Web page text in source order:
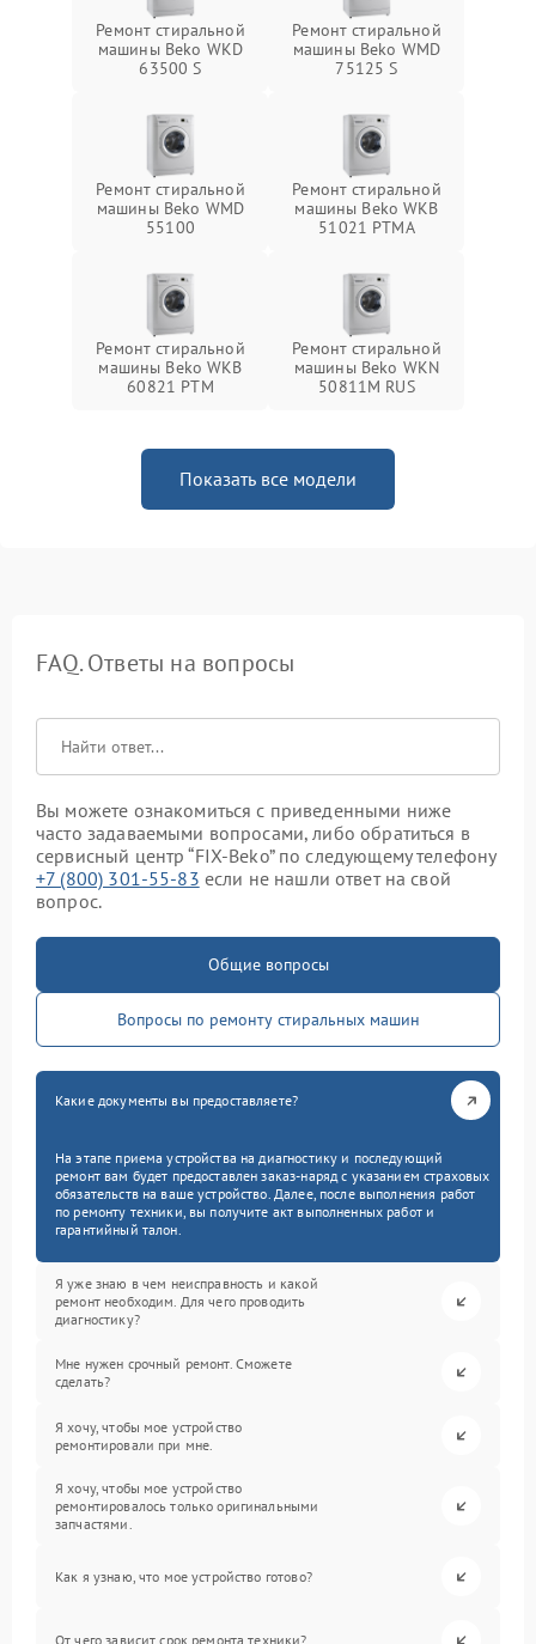
Ремонт стиральной
машины Beko WKD
63500 S
Ремонт стиральной
машины Beko WMD
75125 S
Ремонт стиральной
машины Beko WMD
55100
Ремонт стиральной
машины Beko WKB
51021 PTМА
Ремонт стиральной
машины Beko WKB
60821 PTМ
Ремонт стиральной
машины Beko WKN
50811M RUS
Показать все модели
FAQ. Ответы на вопросы
Вы можете ознакомиться с приведенными ниже
часто задаваемыми вопросами, либо обратиться в
сервисный центр “FIX-Beko” по следующему телефону
+7 (800) 301-55-83 если не нашли ответ на свой
вопрос.
Общие вопросы
Вопросы по ремонту стиральных машин
Какие документы вы предоставляете?
На этапе приема устройства на диагностику и последующий
ремонт вам будет предоставлен заказ-наряд с указанием страховых
обязательств на ваше устройство. Далее, после выполнения работ
по ремонту техники, вы получите акт выполненных работ и
гарантийный талон.
Я уже знаю в чем неисправность и какой
ремонт необходим. Для чего проводить
диагностику?
Мне нужен срочный ремонт. Сможете
сделать?
Я хочу, чтобы мое устройство
ремонтировали при мне.
Я хочу, чтобы мое устройство
ремонтировалось только оригинальными
запчастями.
Как я узнаю, что мое устройство готово?
От чего зависит срок ремонта техники?